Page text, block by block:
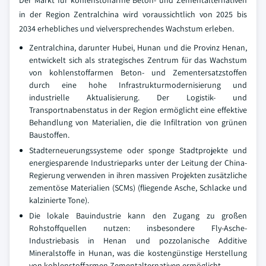
in der Region Zentralchina wird voraussichtlich von 2025 bis
2034 erhebliches und vielversprechendes Wachstum erleben.
Zentralchina, darunter Hubei, Hunan und die Provinz Henan,
entwickelt sich als strategisches Zentrum für das Wachstum
von kohlenstoffarmen Beton- und Zementersatzstoffen
durch eine hohe Infrastrukturmodernisierung und
industrielle Aktualisierung. Der Logistik- und
Transportnabenstatus in der Region ermöglicht eine effektive
Behandlung von Materialien, die die Infiltration von grünen
Baustoffen.
Stadterneuerungssysteme oder sponge Stadtprojekte und
energiesparende Industrieparks unter der Leitung der China-
Regierung verwenden in ihren massiven Projekten zusätzliche
zementöse Materialien (SCMs) (fliegende Asche, Schlacke und
kalzinierte Tone).
Die lokale Bauindustrie kann den Zugang zu großen
Rohstoffquellen nutzen: insbesondere Fly-Asche-
Industriebasis in Henan und pozzolanische Additive
Mineralstoffe in Hunan, was die kostengünstige Herstellung